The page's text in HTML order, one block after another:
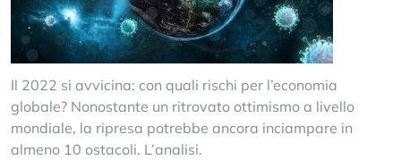
Il 2022 si avvicina: con quali rischi per l’economia
globale? Nonostante un ritrovato ottimismo a livello
mondiale, la ripresa potrebbe ancora inciampare in
almeno 10 ostacoli. L’analisi.